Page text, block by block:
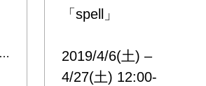
「spell」
2019/4/6(土) –
4/27(土) 12:00-